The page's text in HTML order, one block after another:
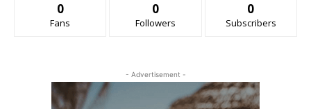
0
Fans
0
Followers
0
Subscribers
- Advertisement -